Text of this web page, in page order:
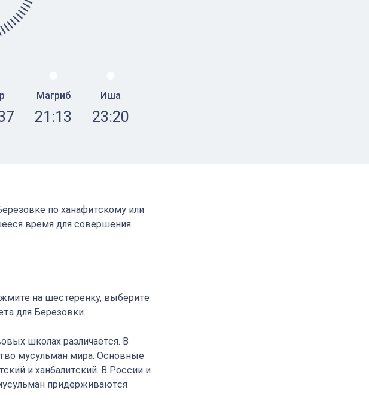
Магриб
21:13
Иша
23:20
по ханафитскому или
время для совершения
на шестеренку, выберите
для Березовки.
школах различается. В
мусульман мира. Основные
и ханбалитский. В России и
придерживаются